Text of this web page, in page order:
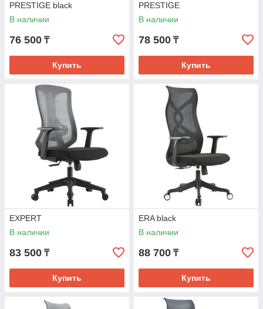
PRESTIGE black
В наличии
76 500 ₸
Купить
PRESTIGE
В наличии
78 500 ₸
Купить
EXPERT
В наличии
83 500 ₸
Купить
ERA black
В наличии
88 700 ₸
Купить